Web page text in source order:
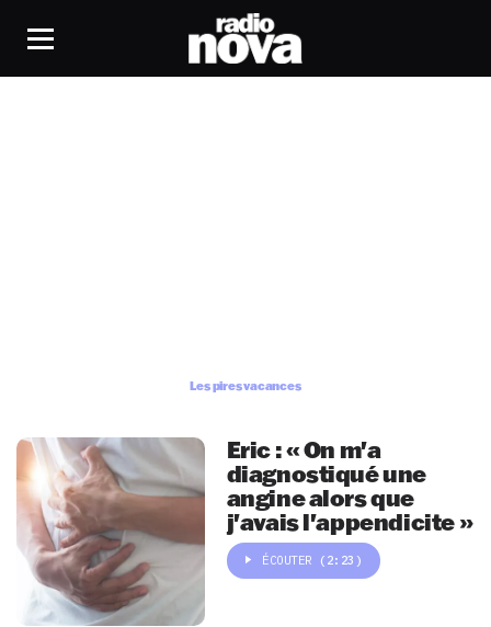
Les pires vacances
Eric : « On m'a
diagnostiqué une
angine alors que
j'avais l'appendicite »
ÉCOUTER (2:23)